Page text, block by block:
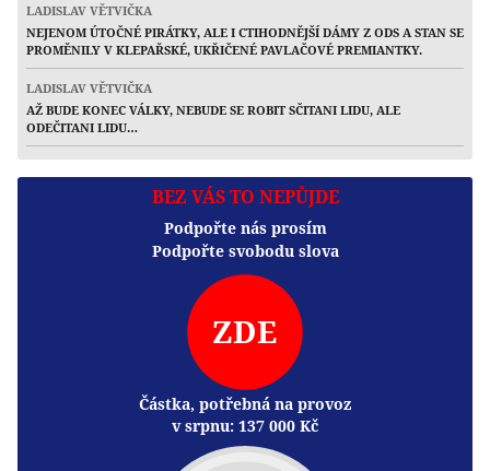
LADISLAV VĚTVIČKA
NEJENOM ÚTOČNÉ PIRÁTKY, ALE I CTIHODNĚJŠÍ DÁMY Z ODS A STAN SE
PROMĚNILY V KLEPAŘSKÉ, UKŘIČENÉ PAVLAČOVÉ PREMIANTKY.
LADISLAV VĚTVIČKA
AŽ BUDE KONEC VÁLKY, NEBUDE SE ROBIT SČITANI LIDU, ALE
ODEČITANI LIDU…
BEZ VÁS TO NEPŮJDE
Podpořte nás prosím
Podpořte svobodu slova
ZDE
Částka, potřebná na provoz
v srpnu: 137 000 Kč